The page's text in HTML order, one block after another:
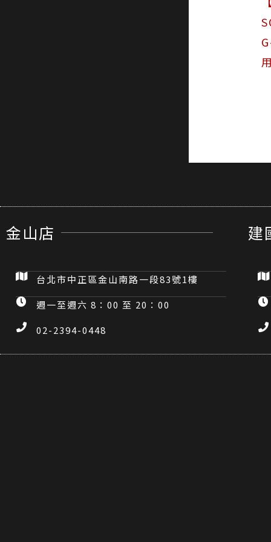
金山店
台北市中正區金山南路一段83號1樓
週一至週六 8：00 至 20：00
02-2394-0448
建